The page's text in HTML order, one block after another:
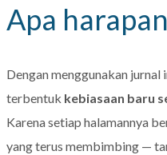
Apa
Dengan menggunakan jurnal
terbentuk kebiasaan baru
Karena setiap halamannya
yang terus membimbing —